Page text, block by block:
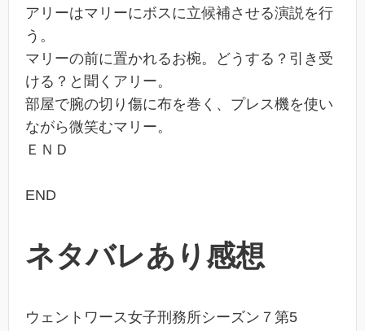
アリーはマリーにボスに立候補させる演説を行
う。
マリーの前に置かれるお椀。どうする？引き受
ける？と聞くアリー。
部屋で腕の切り傷に布を巻く、プレス機を使い
ながら微笑むマリー。
ＥＮＤ
END
ネタバレあり感想
ウェントワース女子刑務所シーズン７第5